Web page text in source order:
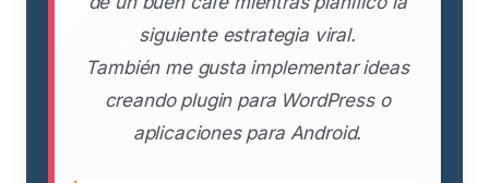
siguiente estrategia viral.
También me gusta implementar ideas
creando plugin para WordPress o
aplicaciones para Android.